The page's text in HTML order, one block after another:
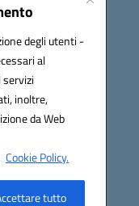
degli utenti -
al
inoltre,
da Web
Cookie Policy.
tutto